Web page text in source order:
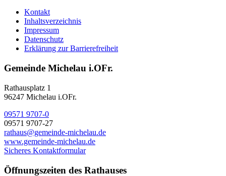
Kontakt
Inhaltsverzeichnis
Impressum
Datenschutz
Erklärung zur Barrierefreiheit
Gemeinde Michelau i.OFr.
Rathausplatz 1
96247 Michelau i.OFr.
09571 9707-0
09571 9707-27
rathaus@gemeinde-michelau.de
www.gemeinde-michelau.de
Sicheres Kontaktformular
Öffnungszeiten des Rathauses